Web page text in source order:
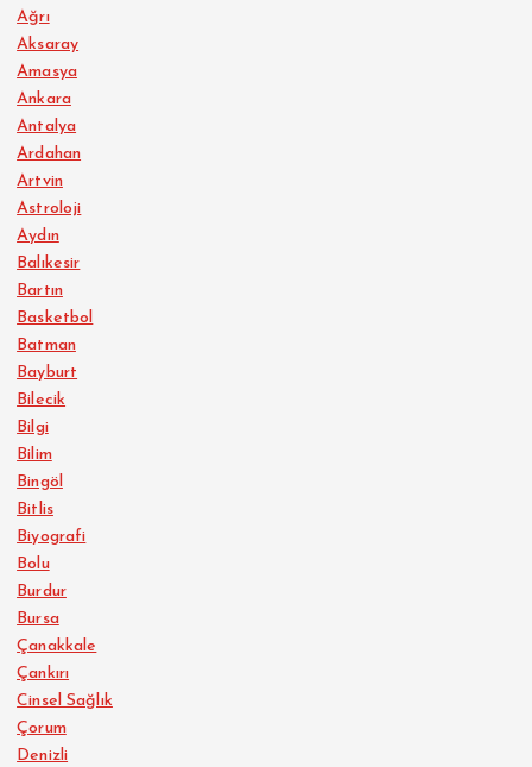
Ağrı
Aksaray
Amasya
Ankara
Antalya
Ardahan
Artvin
Astroloji
Aydın
Balıkesir
Bartın
Basketbol
Batman
Bayburt
Bilecik
Bilgi
Bilim
Bingöl
Bitlis
Biyografi
Bolu
Burdur
Bursa
Çanakkale
Çankırı
Cinsel Sağlık
Çorum
Denizli